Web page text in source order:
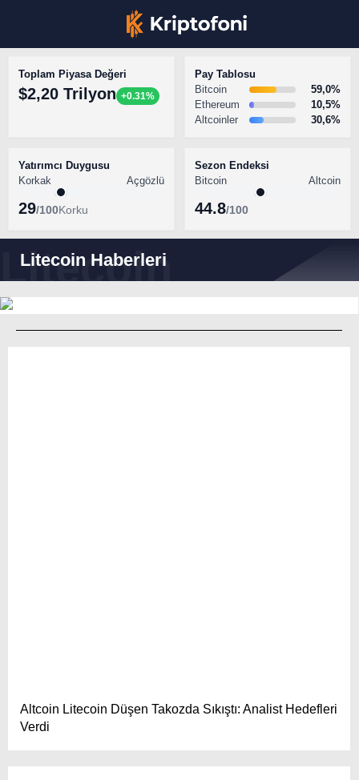
TikTok
BİTCOİN HABERLERİ
ALTCOİN HABERLERİ
SÖZLÜK
Toplam Piyasa Değeri
$2,20 Trilyon +0.31%
Pay Tablosu
Bitcoin
59,0%
Ethereum
10,5%
Altcoinler
30,6%
Yatırımcı Duygusu
Korkak
Açgözlü
29/100Korku
Sezon Endeksi
Bitcoin
Altcoin
44.8/100
Litecoin Haberleri
Litecoin Balinaları LTC Topluyor: Fiyat
Altcoin Litecoin Düşen Takozda Sıkıştı: Analist Hedefleri
Verdi